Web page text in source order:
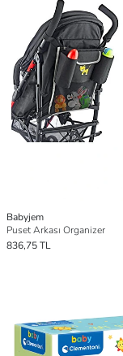
Babyjem
Puset Arkası Organizer
836,75 TL